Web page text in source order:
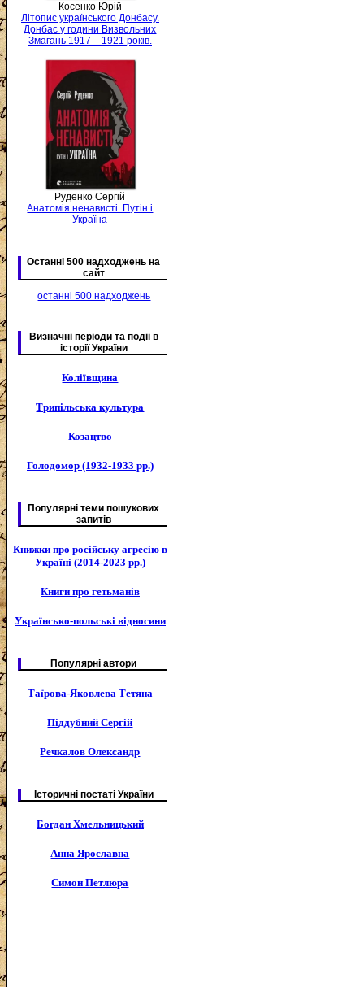
Косенко Юрій
Літопис українського Донбасу.
Донбас у години Визвольних
Змагань 1917 – 1921 років.
Руденко Сергій
Анатомія ненависті. Путін і
Україна
Останні 500 надходжень на
сайт
останні 500 надходжень
Визначні періоди та подіі в
історії України
Коліївщина
Трипільська культура
Козацтво
Голодомор (1932-1933 рр.)
Популярні теми пошукових
запитів
Книжки про російську агресію в
Україні (2014-2023 рр.)
Книги про гетьманів
Українсько-польські відносини
Популярні автори
Таїрова-Яковлева Тетяна
Піддубний Сергій
Речкалов Олександр
Історичні постаті України
Богдан Хмельницький
Анна Ярославна
Симон Петлюра